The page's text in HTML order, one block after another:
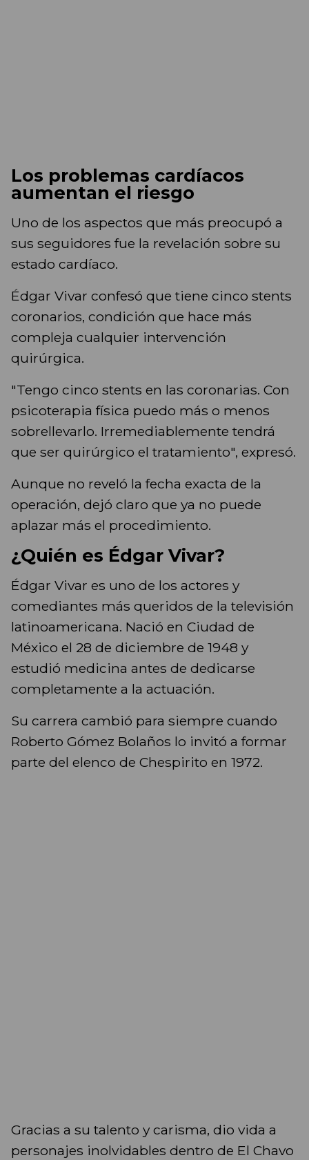
Los problemas cardíacos
aumentan el riesgo
Uno de los aspectos que más preocupó a
sus seguidores fue la revelación sobre su
estado cardíaco.
Édgar Vivar confesó que tiene cinco stents
coronarios, condición que hace más
compleja cualquier intervención
quirúrgica.
"Tengo cinco stents en las coronarias. Con
psicoterapia física puedo más o menos
sobrellevarlo. Irremediablemente tendrá
que ser quirúrgico el tratamiento", expresó.
Aunque no reveló la fecha exacta de la
operación, dejó claro que ya no puede
aplazar más el procedimiento.
¿Quién es Édgar Vivar?
Édgar Vivar es uno de los actores y
comediantes más queridos de la televisión
latinoamericana. Nació en Ciudad de
México el 28 de diciembre de 1948 y
estudió medicina antes de dedicarse
completamente a la actuación.
Su carrera cambió para siempre cuando
Roberto Gómez Bolaños lo invitó a formar
parte del elenco de Chespirito en 1972.
Gracias a su talento y carisma, dio vida a
personajes inolvidables dentro de El Chavo